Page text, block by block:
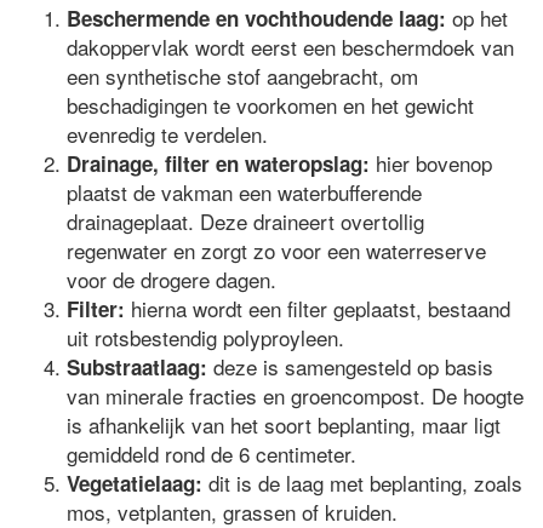
Beschermende en vochthoudende laag: op het
dakoppervlak wordt eerst een beschermdoek van
een synthetische stof aangebracht, om
beschadigingen te voorkomen en het gewicht
evenredig te verdelen.
Drainage, filter en wateropslag: hier bovenop
plaatst de vakman een waterbufferende
drainageplaat. Deze draineert overtollig
regenwater en zorgt zo voor een waterreserve
voor de drogere dagen.
Filter: hierna wordt een filter geplaatst, bestaand
uit rotsbestendig polyproyleen.
Substraatlaag: deze is samengesteld op basis
van minerale fracties en groencompost. De hoogte
is afhankelijk van het soort beplanting, maar ligt
gemiddeld rond de 6 centimeter.
Vegetatielaag: dit is de laag met beplanting, zoals
mos, vetplanten, grassen of kruiden.